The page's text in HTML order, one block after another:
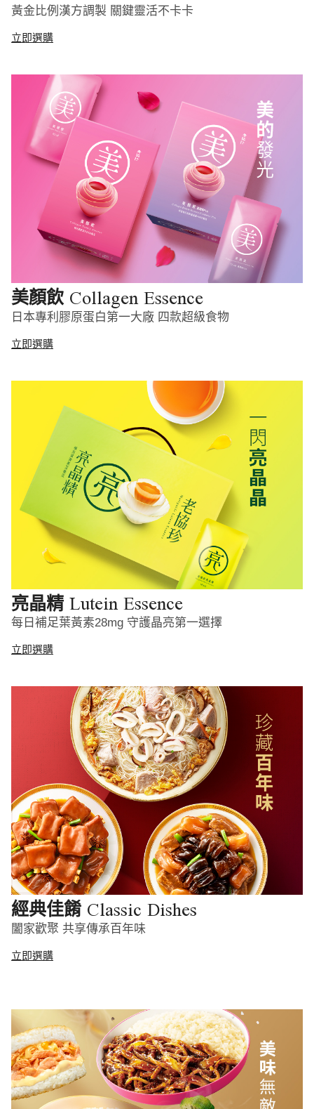
黃金比例漢方調製 關鍵靈活不卡卡
立即選購
美顏飲 Collagen Essence
日本專利膠原蛋白第一大廠 四款超級食物
立即選購
亮晶精 Lutein Essence
每日補足葉黃素28mg 守護晶亮第一選擇
立即選購
經典佳餚 Classic Dishes
闔家歡聚 共享傳承百年味
立即選購